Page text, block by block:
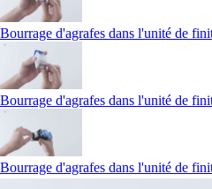
Bourrage d'agrafes dans l'unité de
Bourrage d'agrafes dans l'unité de
Bourrage d'agrafes dans l'unité de